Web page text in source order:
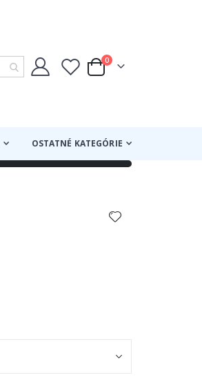
Cart
0položky
OSTATNÉ KATEGÓRIE